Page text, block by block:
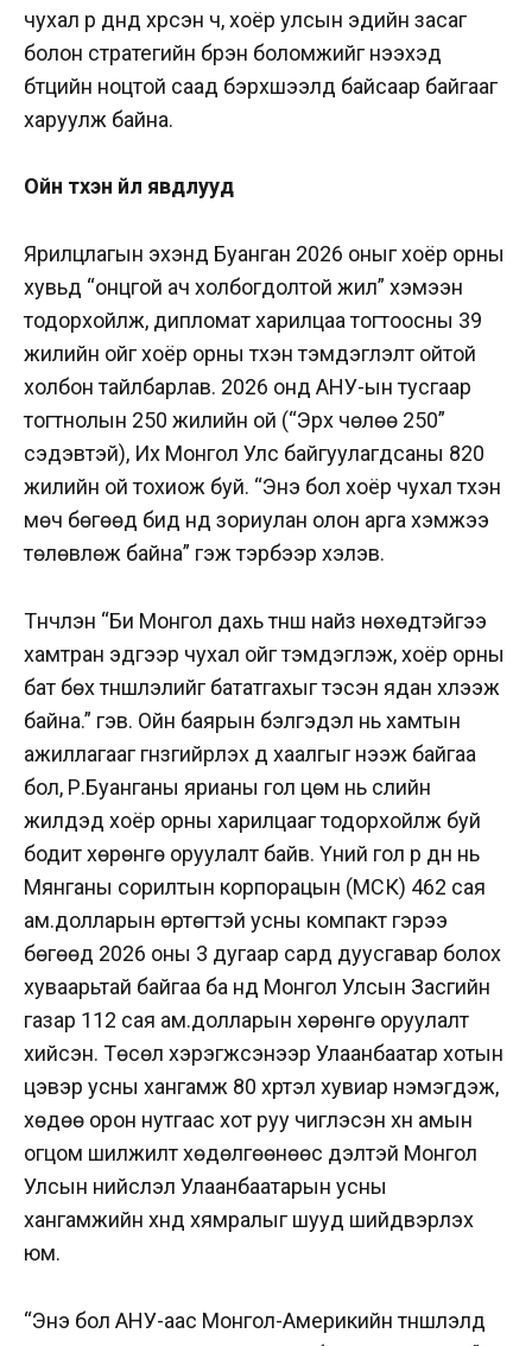
чухал үр дүнд хүрсэн ч, хоёр улсын эдийн засаг
болон стратегийн бүрэн боломжийг нээхэд
бүтцийн ноцтой саад бэрхшээлүүд байсаар байгааг
харуулж байна.
Ойн түүхэн үйл явдлууд
Ярилцлагын эхэнд Буанган 2026 оныг хоёр орны
хувьд “онцгой ач холбогдолтой жил” хэмээн
тодорхойлж, дипломат харилцаа тогтоосны 39
жилийн ойг хоёр орны түүхэн тэмдэглэлт ойтой
холбон тайлбарлав. 2026 онд АНУ-ын тусгаар
тогтнолын 250 жилийн ой (“Эрх чөлөө 250”
сэдэвтэй), Их Монгол Улс байгуулагдсаны 820
жилийн ой тохиож буй. “Энэ бол хоёр чухал түүхэн
мөч бөгөөд бид үүнд зориулан олон арга хэмжээ
төлөвлөж байна” гэж тэрбээр хэлэв.
Түүнчлэн “Би Монгол дахь түнш найз нөхөдтэйгээ
хамтран эдгээр чухал ойг тэмдэглэж, хоёр орны
бат бөх түншлэлийг бататгахыг тэсэн ядан хүлээж
байна.” гэв. Ойн баярын бэлгэдэл нь хамтын
ажиллагааг гүнзгийрүүлэх үүд хаалгыг нээж байгаа
бол, Р.Буанганы ярианы гол цөм нь сүүлийн
жилүүдэд хоёр орны харилцааг тодорхойлж буй
бодит хөрөнгө оруулалт байв. Үүний гол үр дүн нь
Мянганы сорилтын корпорацын (МСК) 462 сая
ам.долларын өртөгтэй усны компакт гэрээ
бөгөөд 2026 оны 3 дугаар сард дуусгавар болох
хуваарьтай байгаа ба үүнд Монгол Улсын Засгийн
газар 112 сая ам.долларын хөрөнгө оруулалт
хийсэн. Төсөл хэрэгжсэнээр Улаанбаатар хотын
цэвэр усны хангамж 80 хүртэл хувиар нэмэгдэж,
хөдөө орон нутгаас хот руу чиглэсэн хүн амын
огцом шилжилт хөдөлгөөнөөс үүдэлтэй Монгол
Улсын нийслэл Улаанбаатарын усны
хангамжийн хүнд хямралыг шууд шийдвэрлэх
юм.
“Энэ бол АНУ-аас Монгол-Америкийн түншлэлд